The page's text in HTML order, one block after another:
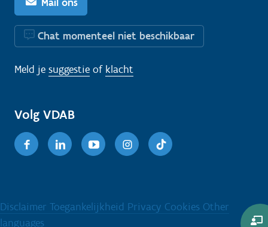
Chat momenteel niet beschikbaar
Meld je suggestie of klacht
Volg VDAB
FacebookLinkedinYoutubeInstagram
Disclaimer Toegankelijkheid Privacy Cookies Other
languages